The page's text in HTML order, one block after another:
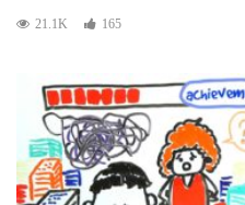
21.1K 165